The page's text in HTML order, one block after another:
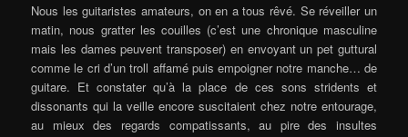
Nous les guitaristes amateurs, on en a tous rêvé. Se réveiller un
matin, nous gratter les couilles (c’est une chronique masculine
mais les dames peuvent transposer) en envoyant un pet guttural
comme le cri d’un troll affamé puis empoigner notre manche… de
guitare. Et constater qu’à la place de ces sons stridents et
dissonants qui la veille encore suscitaient chez notre entourage,
au mieux des regards compatissants, au pire des insultes